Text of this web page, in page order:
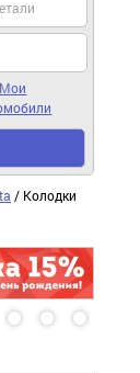
Мои
/ Колодки